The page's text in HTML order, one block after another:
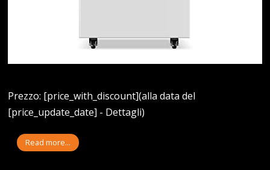
Prezzo: [price_with_discount](alla data del
[price_update_date] - Dettagli)
Read more...